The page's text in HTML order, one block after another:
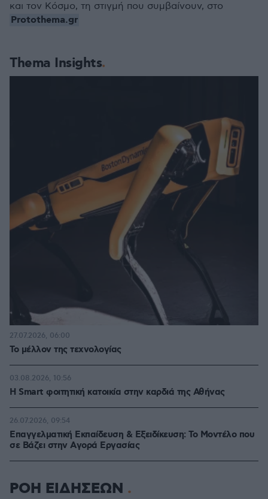
Thema Insights
Το μέλλον της τεχνολογίας
27.07.2026, 06:00
Η Smart φοιτητική κατοικία στην καρδιά της Αθήνας
03.08.2026, 10:56
Επαγγελματική Εκπαίδευση & Εξειδίκευση: Το Mοντέλο που
σε Bάζει στην Aγορά Eργασίας
26.07.2026, 09:54
και τον Κόσμο, τη στιγμή που συμβαίνουν, στο
Protothema.gr
ΡΟΗ ΕΙΔΗΣΕΩΝ